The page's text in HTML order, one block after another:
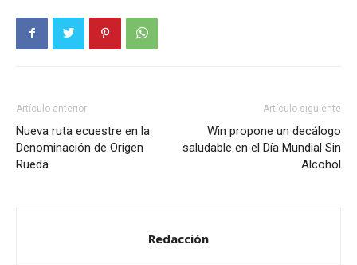
Artículo anterior
Nueva ruta ecuestre en la
Denominación de Origen
Rueda
Artículo siguiente
Win propone un decálogo
saludable en el Día Mundial Sin
Alcohol
Redacción